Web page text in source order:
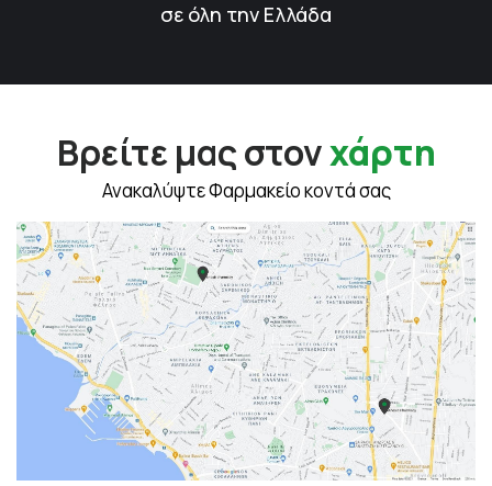
σε όλη την Ελλάδα
Βρείτε μας στονχάρτη
Ανακαλύψτε Φαρμακείο κοντά σας